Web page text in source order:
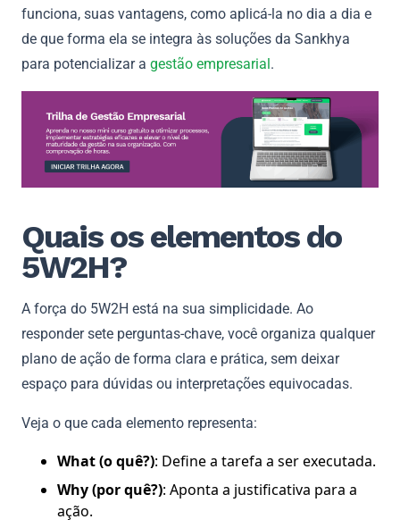
funciona, suas vantagens, como aplicá-la no dia a dia e
de que forma ela se integra às soluções da Sankhya
para potencializar a gestão empresarial.
Quais os elementos do
5W2H?
A força do 5W2H está na sua simplicidade. Ao
responder sete perguntas-chave, você organiza qualquer
plano de ação de forma clara e prática, sem deixar
espaço para dúvidas ou interpretações equivocadas.
Veja o que cada elemento representa:
What (o quê?): Define a tarefa a ser executada.
Why (por quê?): Aponta a justificativa para a
ação.